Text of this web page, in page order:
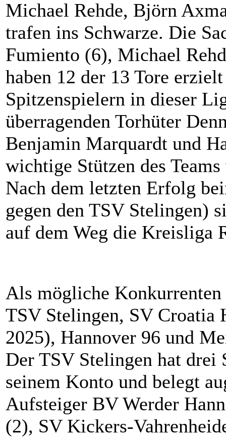
Michael Rehde, Björn
trafen ins Schwarze. Die
Fumiento (6), Michael
haben 12 der 13 Tore
Spitzenspielern in dieser
überragenden Torhüter
Benjamin Marquardt und
wichtige Stützen des
Nach dem letzten Erfolg
gegen den TSV Stelingen)
auf dem Weg die Kreisliga
Als mögliche
TSV Stelingen, SV Croatia
2025), Hannover 96 und
Der TSV Stelingen hat drei
seinem Konto und belegt
Aufsteiger BV Werder
(2), SV Kickers-